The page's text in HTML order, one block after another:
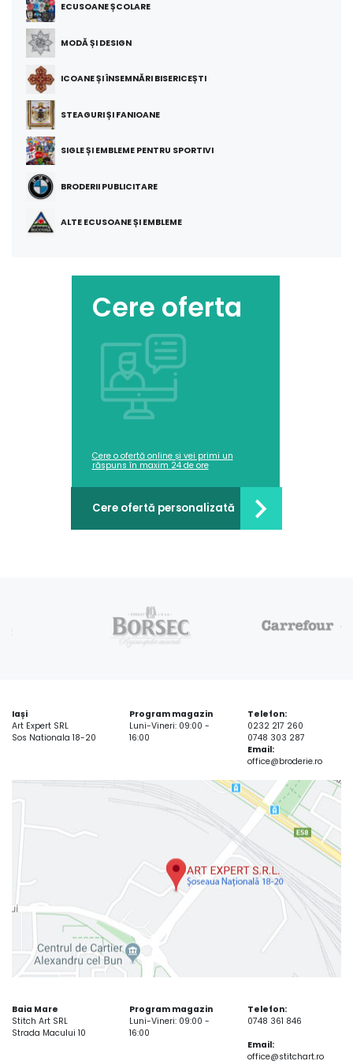
ECUSOANE ȘCOLARE
MODĂ ȘI DESIGN
ICOANE ȘI ÎNSEMNĂRI BISERICEȘTI
STEAGURI ȘI FANIOANE
SIGLE ȘI EMBLEME PENTRU SPORTIVI
BRODERII PUBLICITARE
ALTE ECUSOANE ȘI EMBLEME
Cere oferta
Cere o ofertă online și vei primi un
răspuns în maxim 24 de ore
Cere ofertă personalizată
Iași
Art Expert SRL
Sos Nationala 18-20
Program magazin
Luni-Vineri: 09:00 -
16:00
Telefon:
0232 217 260
0748 303 287
Email:
office@broderie.ro
Baia Mare
Stitch Art SRL
Strada Macului 10
Program magazin
Luni-Vineri: 09:00 -
16:00
Telefon:
0748 361 846
Email:
office@stitchart.ro